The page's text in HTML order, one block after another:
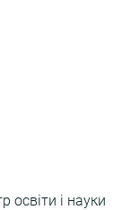
освіти і науки